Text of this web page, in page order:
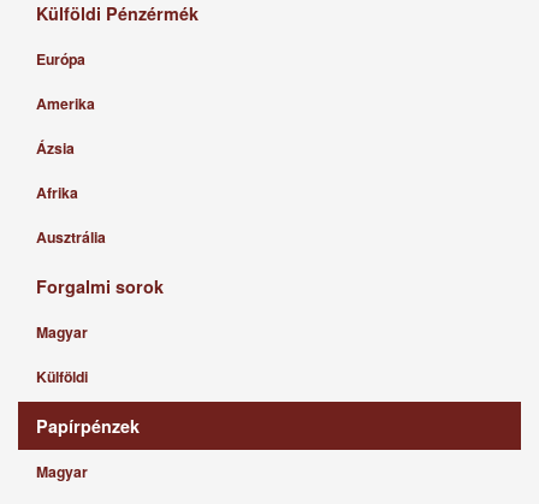
Külföldi Pénzérmék
Európa
Amerika
Ázsia
Afrika
Ausztrália
Forgalmi sorok
Magyar
Külföldi
Papírpénzek
Magyar